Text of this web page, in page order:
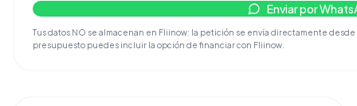
Enviar por
Tus datos NO se almacenan en Fliinow: la petición se envía directamente
presupuesto puedes incluir la opción de financiar con Fliinow.